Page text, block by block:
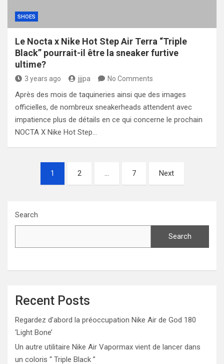
SHOES
Le Nocta x Nike Hot Step Air Terra “Triple
Black” pourrait-il être la sneaker furtive
ultime?
3 years ago jjjpa No Comments
Après des mois de taquineries ainsi que des images
officielles, de nombreux sneakerheads attendent avec
impatience plus de détails en ce qui concerne le prochain
NOCTA X Nike Hot Step…
navigation
1 2 … 7 Next
Search
Search
Recent Posts
Regardez d’abord la préoccupation Nike Air de God 180
‘Light Bone’
Un autre utilitaire Nike Air Vapormax vient de lancer dans
un coloris “ Triple Black ”